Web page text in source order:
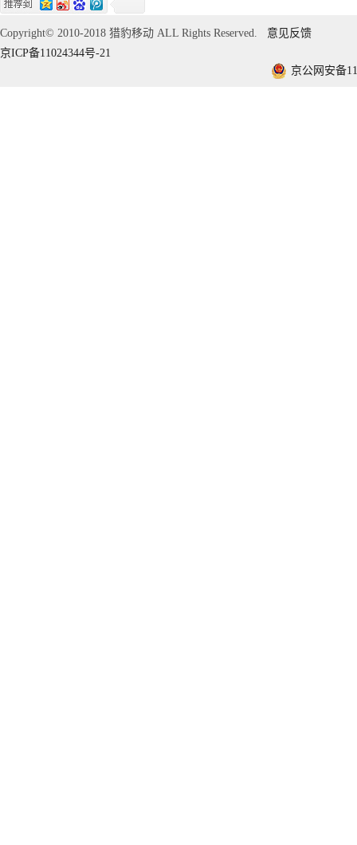
Copyright© 2010-2018 猎豹移动 ALL Rights Reserved. 意见反馈
京ICP备11024344号-21
京公网安备